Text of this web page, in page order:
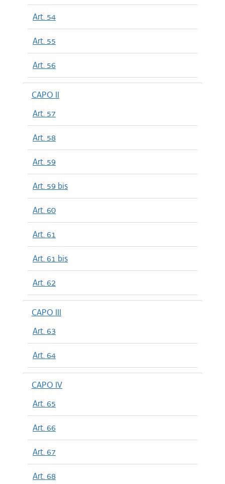
Art. 54
Art. 55
Art. 56
CAPO II
Art. 57
Art. 58
Art. 59
Art. 59 bis
Art. 60
Art. 61
Art. 61 bis
Art. 62
CAPO III
Art. 63
Art. 64
CAPO IV
Art. 65
Art. 66
Art. 67
Art. 68